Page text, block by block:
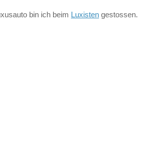
bin ich beim Luxisten gestossen.